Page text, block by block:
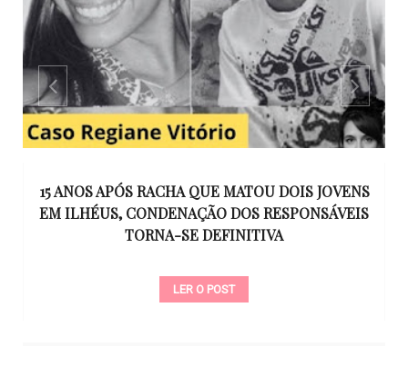
15 ANOS APÓS RACHA QUE MATOU DOIS JOVENS
EM ILHÉUS, CONDENAÇÃO DOS RESPONSÁVEIS
TORNA-SE DEFINITIVA
LER O POST